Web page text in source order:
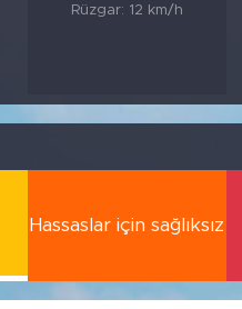
Rüzgar: 12 km/h
Hassaslar için sağlıksız